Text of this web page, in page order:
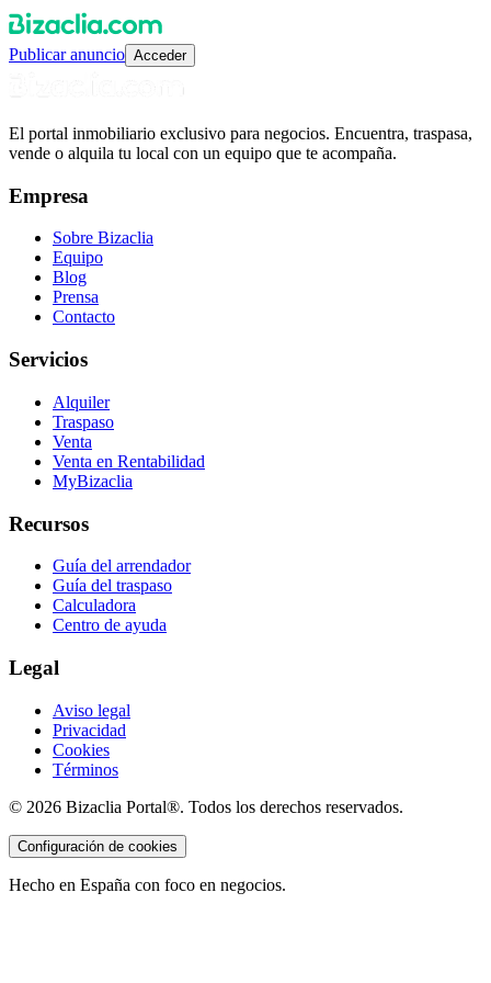
Publicar anuncio Acceder
El portal inmobiliario exclusivo para negocios. Encuentra, traspasa,
vende o alquila tu local con un equipo que te acompaña.
Empresa
Sobre Bizaclia
Equipo
Blog
Prensa
Contacto
Servicios
Alquiler
Traspaso
Venta
Venta en Rentabilidad
MyBizaclia
Recursos
Guía del arrendador
Guía del traspaso
Calculadora
Centro de ayuda
Legal
Aviso legal
Privacidad
Cookies
Términos
© 2026 Bizaclia Portal®. Todos los derechos reservados.
Configuración de cookies
Hecho en España con foco en negocios.